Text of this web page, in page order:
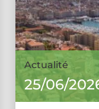
Actualité
25/06/